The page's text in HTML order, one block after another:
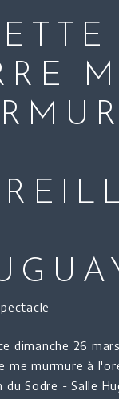
dimanche 26
me murmure à
Sodre - Salle